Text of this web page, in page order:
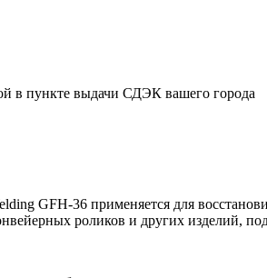
в пункте выдачи СДЭК вашего города
GFH-36 применяется для
роликов и других изделий,